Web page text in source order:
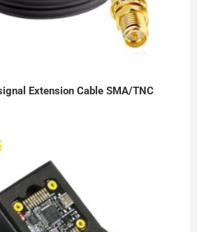
Extension Cable SMA/TNC